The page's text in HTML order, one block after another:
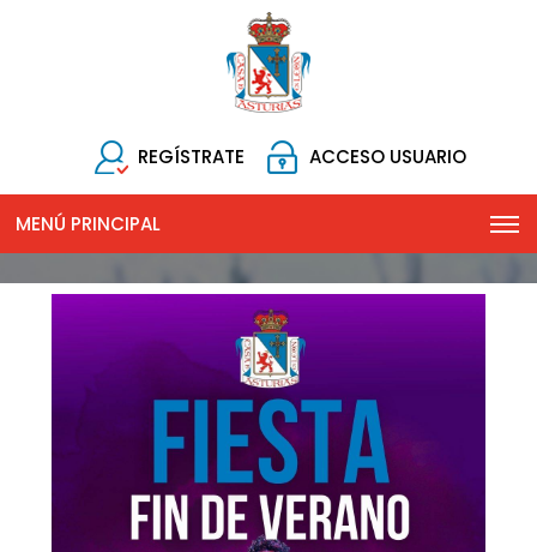
REGÍSTRATE ACCESO USUARIO
MENÚ PRINCIPAL